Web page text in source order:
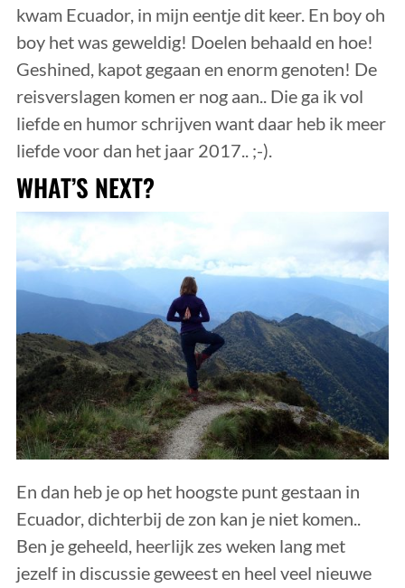
kwam Ecuador, in mijn eentje dit keer. En boy oh
boy het was geweldig! Doelen behaald en hoe!
Geshined, kapot gegaan en enorm genoten! De
reisverslagen komen er nog aan.. Die ga ik vol
liefde en humor schrijven want daar heb ik meer
liefde voor dan het jaar 2017.. ;-).
WHAT’S NEXT?
En dan heb je op het hoogste punt gestaan in
Ecuador, dichterbij de zon kan je niet komen..
Ben je geheeld, heerlijk zes weken lang met
jezelf in discussie geweest en heel veel nieuwe